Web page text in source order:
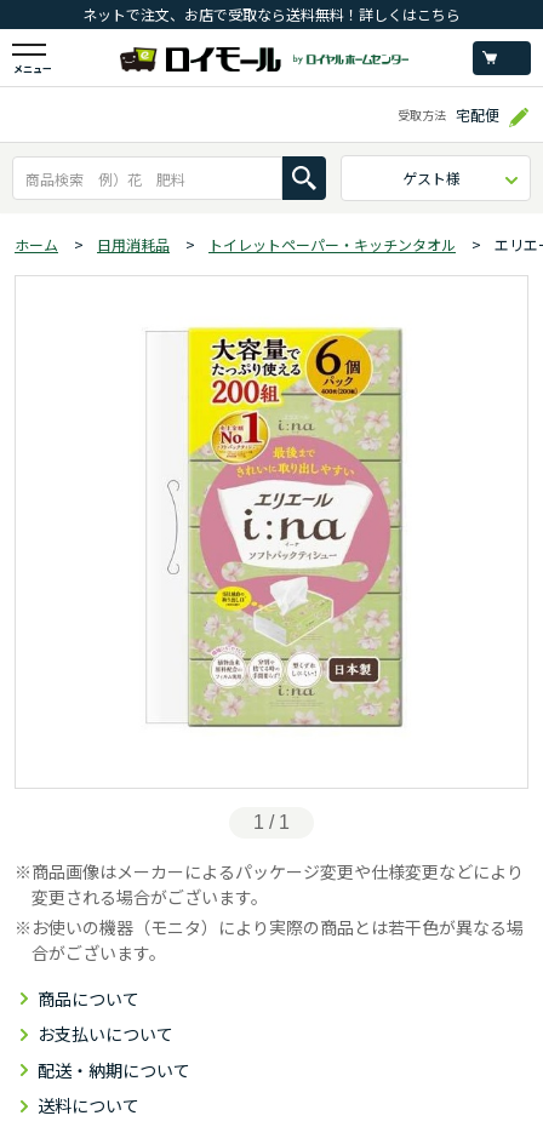
ネットで注文、お店で受取なら送料無料！詳しくはこちら
メニュー
受取方法 宅配便
ゲスト様
ホーム > 日用消耗品 > トイレットペーパー・キッチンタオル > エリ
1 / 1
商品画像はメーカーによるパッケージ変更や仕様変更などにより
変更される場合がございます。
お使いの機器（モニタ）により実際の商品とは若干色が異なる場
合がございます。
商品について
お支払いについて
配送・納期について
送料について